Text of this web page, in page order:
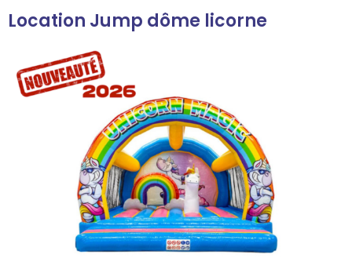
Location Jump dôme licorne